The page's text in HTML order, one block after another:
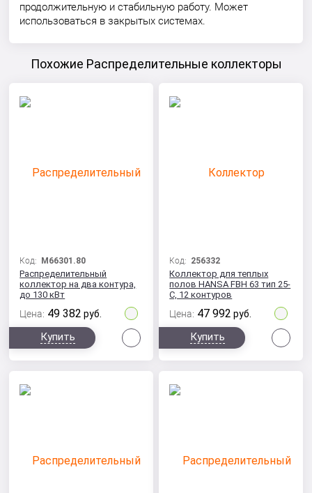
продолжительную и стабильную работу. Может
использоваться в закрытых системах.
Похожие Распределительные коллекторы
Код: M66301.80
Распределительный
коллектор на два контура,
до 130 кВт
Цена: 49 382 руб.
Купить
Код: 256332
Коллектор для теплых
полов HANSA FBH 63 тип 25-
С, 12 контуров
Цена: 47 992 руб.
Купить